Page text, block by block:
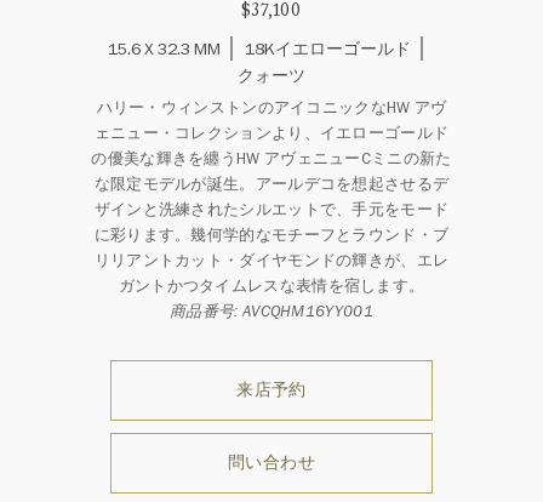
$37,100
15.6 X 32.3 MM
18Kイエローゴールド
クォーツ
ハリー・ウィンストンのアイコニックなHW アヴ
ェニュー・コレクションより、イエローゴールド
の優美な輝きを纏うHW アヴェニューCミニの新た
な限定モデルが誕生。アールデコを想起させるデ
ザインと洗練されたシルエットで、手元をモード
に彩ります。幾何学的なモチーフとラウンド・ブ
リリアントカット・ダイヤモンドの輝きが、エレ
ガントかつタイムレスな表情を宿します。
商品番号: AVCQHM16YY001
来店予約
問い合わせ